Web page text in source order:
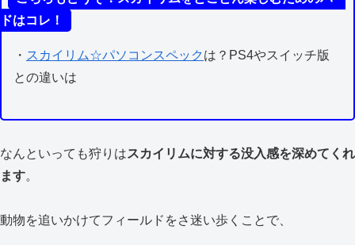
ドはコレ！
・ スカイリム☆パソコンスペック は？PS4やスイッチ版
との違いは
なんといっても狩りはスカイリムに対する没入感を深めてくれ
ます。
動物を追いかけてフィールドをさ迷い歩くことで、